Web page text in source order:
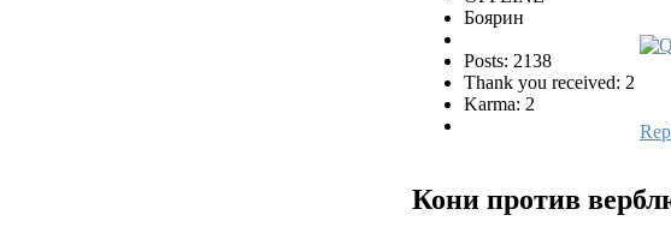
Боярин
Posts: 2138
Thank you received: 2
Karma: 2
Кони против